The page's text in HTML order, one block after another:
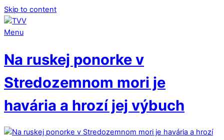
Skip to content
Menu
Na ruskej ponorke v
Stredozemnom mori je
havária a hrozí jej výbuch